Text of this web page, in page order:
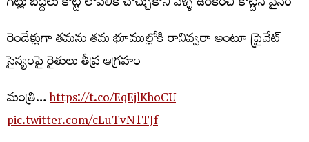
రెండేళ్లుగా తమను తమ భూముల్లోకి రానివ్వరా అంటూ ప్రైవేట్
సైన్యంపై రైతులు తీవ్ర ఆగ్రహం
మంత్రి…https://t.co/EqEjlKhoCU
pic.twitter.com/cLuTvN1TJf